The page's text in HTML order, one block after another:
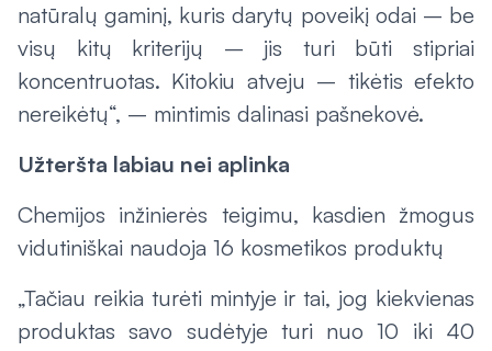
natūralų gaminį, kuris darytų poveikį odai – be
visų kitų kriterijų – jis turi būti stipriai
koncentruotas. Kitokiu atveju – tikėtis efekto
nereikėtų“, – mintimis dalinasi pašnekovė.
Užteršta labiau nei aplinka
Chemijos inžinierės teigimu, kasdien žmogus
vidutiniškai naudoja 16 kosmetikos produktų
„Tačiau reikia turėti mintyje ir tai, jog kiekvienas
produktas savo sudėtyje turi nuo 10 iki 40